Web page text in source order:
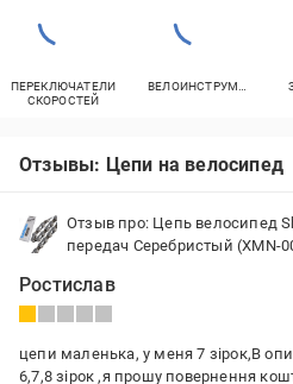
ПЕРЕКЛЮЧАТЕЛИ
СКОРОСТЕЙ
Отзывы: Цепи на велосипед
Отзыв про: Цепь велосипед
передач Серебристый (XMN-
Ростислав
цепи маленька, у меня 7 зірок,В
6,7,8 зірок ,я прошу повернення